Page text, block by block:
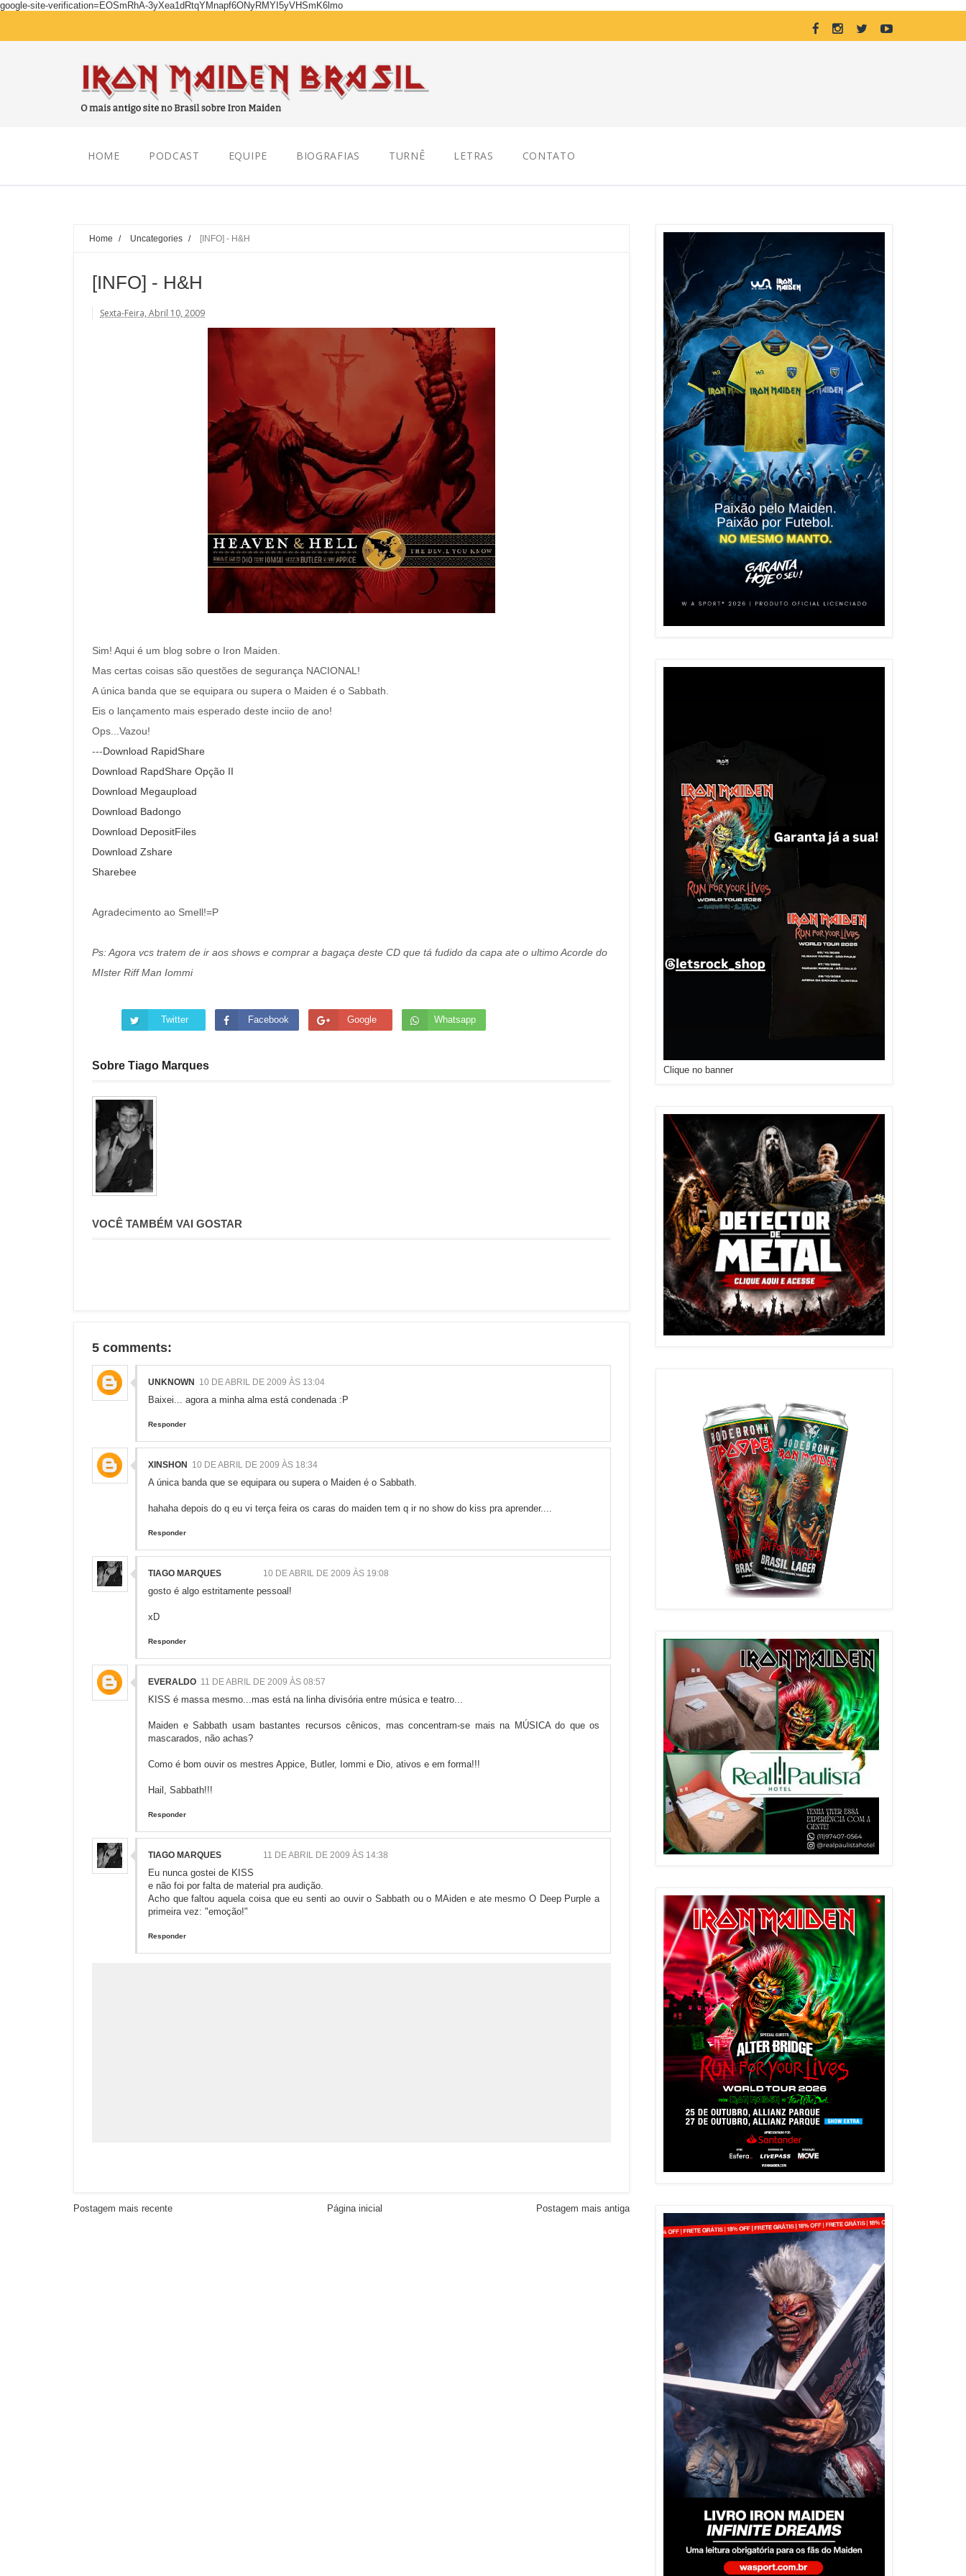
google-site-verification=EOSmRhA-3yXea1dRtqYMnapf6ONyRMYI5yVHSmK6lmo
HOME PODCAST EQUIPE BIOGRAFIAS TURNÊ LETRAS CONTATO
Home / Uncategories / [INFO] - H&H
[INFO] - H&H
Sexta-Feira, Abril 10, 2009
Sim! Aqui é um blog sobre o Iron Maiden.
Mas certas coisas são questões de segurança NACIONAL!
A única banda que se equipara ou supera o Maiden é o Sabbath.
Eis o lançamento mais esperado deste inciio de ano!
Ops...Vazou!
---Download RapidShare
Download RapdShare Opção II
Download Megaupload
Download Badongo
Download DepositFiles
Download Zshare
Sharebee
Agradecimento ao Smell!=P
Ps: Agora vcs tratem de ir aos shows e comprar a bagaça deste CD que tá fudido da capa ate o ultimo Acorde do
MIster Riff Man Iommi
Twitter Facebook Google Whatsapp
Sobre Tiago Marques
VOCÊ TAMBÉM VAI GOSTAR
5 comments:
UNKNOWN 10 DE ABRIL DE 2009 ÀS 13:04
Baixei... agora a minha alma está condenada :P
Responder
XINSHON 10 DE ABRIL DE 2009 ÀS 18:34
A única banda que se equipara ou supera o Maiden é o Sabbath.
hahaha depois do q eu vi terça feira os caras do maiden tem q ir no show do kiss pra aprender....
Responder
TIAGO MARQUES 10 DE ABRIL DE 2009 ÀS 19:08
gosto é algo estritamente pessoal!
xD
Responder
EVERALDO 11 DE ABRIL DE 2009 ÀS 08:57
KISS é massa mesmo...mas está na linha divisória entre música e teatro...
Maiden e Sabbath usam bastantes recursos cênicos, mas concentram-se mais na MÚSICA do que os
mascarados, não achas?
Como é bom ouvir os mestres Appice, Butler, Iommi e Dio, ativos e em forma!!!
Hail, Sabbath!!!
Responder
TIAGO MARQUES 11 DE ABRIL DE 2009 ÀS 14:38
Eu nunca gostei de KISS
e não foi por falta de material pra audição.
Acho que faltou aquela coisa que eu senti ao ouvir o Sabbath ou o MAiden e ate mesmo O Deep Purple a
primeira vez: "emoção!"
Responder
Postagem mais recente Postagem mais antiga
Página inicial
Clique no banner